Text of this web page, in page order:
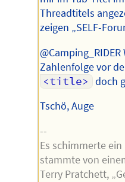
Threadtitels
zeigen „SELF-
Zahlenfolge vor
<title> doch
Tschö, Auge
--
Es schimmerte
stammte von
Terry Pratchett,